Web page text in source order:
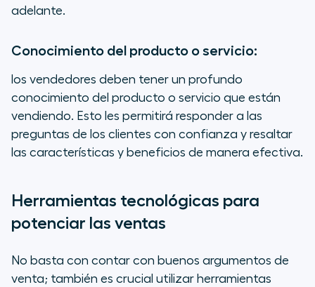
adelante.
Conocimiento del producto o servicio:
los vendedores deben tener un profundo
conocimiento del producto o servicio que están
vendiendo. Esto les permitirá responder a las
preguntas de los clientes con confianza y resaltar
las características y beneficios de manera efectiva.
Herramientas tecnológicas para
potenciar las ventas
No basta con contar con buenos argumentos de
venta; también es crucial utilizar herramientas